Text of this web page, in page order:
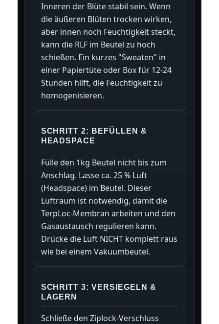
Inneren der Blüte stabil sein. Wenn
die äußeren Blüten trocken wirken,
aber innen noch Feuchtigkeit steckt,
kann die RLF im Beutel zu hoch
schießen. Ein kurzes "Sweaten" in
einer Papiertüte oder Box für 12-24
Stunden hilft, die Feuchtigkeit zu
homogenisieren.
SCHRITT 2: BEFÜLLEN &
HEADSPACE
Fülle den 1kg Beutel nicht bis zum
Anschlag. Lasse ca. 25 % Luft
(Headspace) im Beutel. Dieser
Luftraum ist notwendig, damit die
TerpLoc-Membran arbeiten und den
Gasaustausch regulieren kann.
Drücke die Luft NICHT komplett raus
wie bei einem Vakuumbeutel.
SCHRITT 3: VERSIEGELN &
LAGERN
Schließe den Ziplock-Verschluss